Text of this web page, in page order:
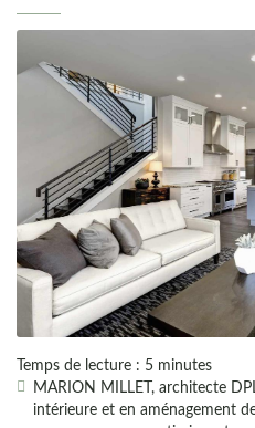
Temps de lecture : 5 minutes
MARION MILLET, architecte
intérieure et en aménagement